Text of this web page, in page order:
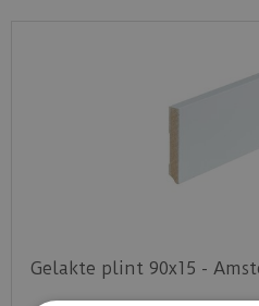
Gelakte plint 90x15 -